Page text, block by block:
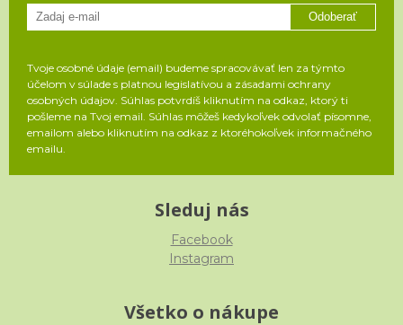
Odoberať
Tvoje osobné údaje (email) budeme spracovávať len za týmto
účelom v súlade s platnou legislatívou a zásadami ochrany
osobných údajov. Súhlas potvrdíš kliknutím na odkaz, ktorý ti
pošleme na Tvoj email. Súhlas môžeš kedykoľvek odvolať písomne,
emailom alebo kliknutím na odkaz z ktoréhokoľvek informačného
emailu.
Sleduj nás
Facebook
Instagram
Všetko o nákupe